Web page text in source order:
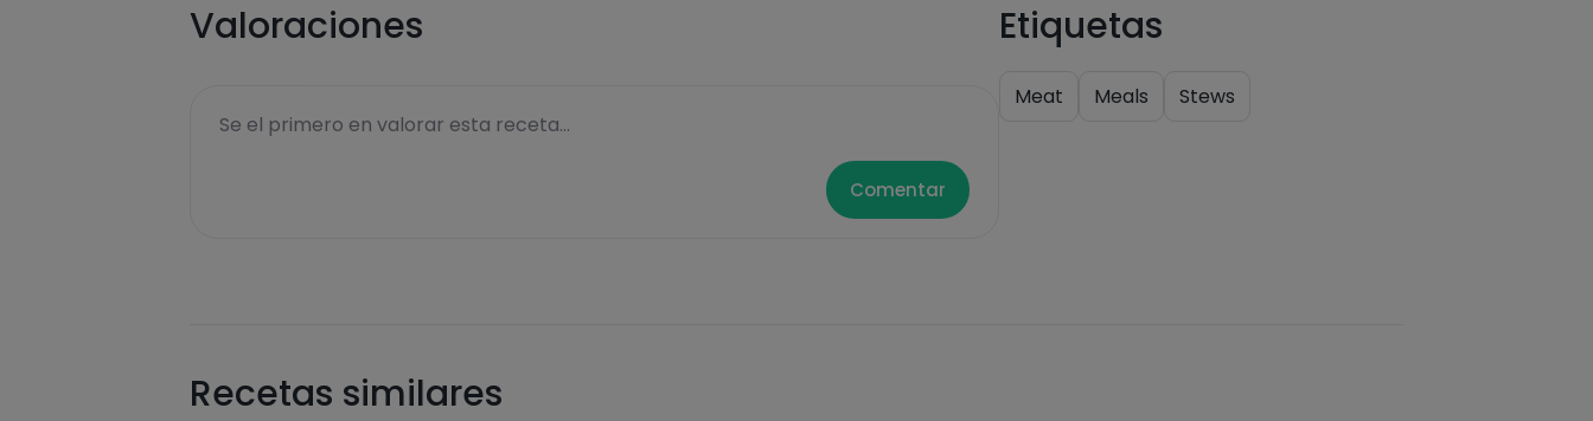
Valoraciones
Se el primero en valorar esta receta...
Comentar
Etiquetas
Meat Meals Stews
Recetas similares